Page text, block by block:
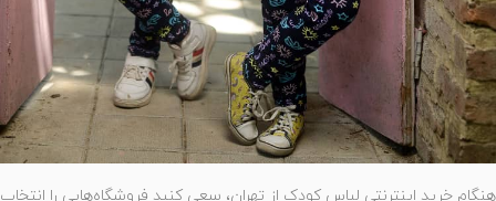
هنگام خرید اینترنتی لباس کودک از تهران، سعی کنید فروشگاه‌هایی را انتخاب